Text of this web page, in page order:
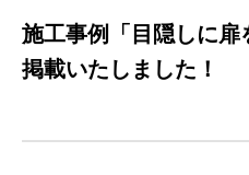
施工事例「目隠しに扉
掲載いたしました！